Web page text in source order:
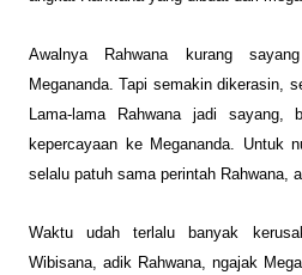
Awalnya Rahwana kurang
Megananda. Tapi semakin dikerasin,
Lama-lama Rahwana jadi sayang,
kepercayaan ke Megananda. Untuk
selalu patuh sama perintah Rahwana,
Waktuudahterlalu banyak
Wibisana, adik Rahwana, ngajak